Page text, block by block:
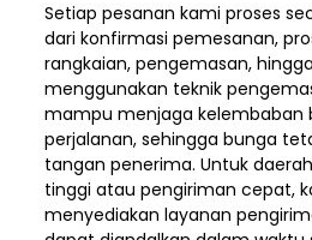
Setiap pesanan kami proses
dari konfirmasi pemesanan,
rangkaian, pengemasan,
menggunakan teknik
mampu menjaga kelembaban
perjalanan, sehingga bunga
tangan penerima. Untuk
tinggi atau pengiriman cepat,
menyediakan layanan